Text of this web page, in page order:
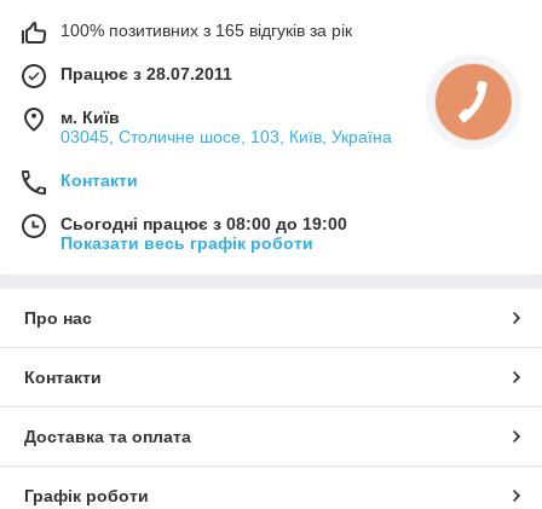
100% позитивних з 165 відгуків за рік
Працює з 28.07.2011
м. Київ
03045, Столичне шосе, 103, Київ, Україна
Контакти
Сьогодні працює з 08:00 до 19:00
Показати весь графік роботи
Про нас
Контакти
Доставка та оплата
Графік роботи